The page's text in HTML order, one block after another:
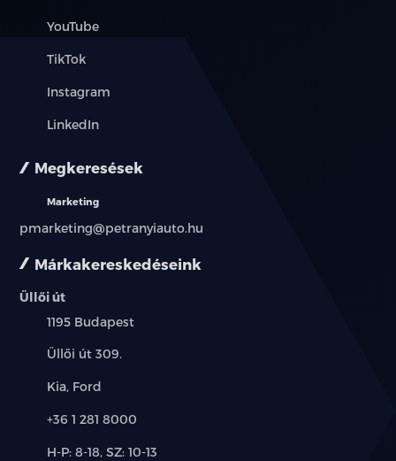
elektromos ablak elöl
elektromos ülésállítás utasoldal
elektromos ülésállítás vezetőoldal
elektromosan behajtható külső tükrök
elektronikus rögzítőfék
első-hátsó parkolóradar
érintőkijelző
Márkakereskedéseink
Üllői út
Település:
1195 Budapest
Cím:
Üllői út 309.
Márkák:
Kia, Ford
Telefon:
+36 1 281 8000
Új-
H-P: 8-18, SZ: 10-13
YouTube
TikTok
Instagram
LinkedIn
Megkeresések
Marketing
pmarketing@petranyiauto.hu